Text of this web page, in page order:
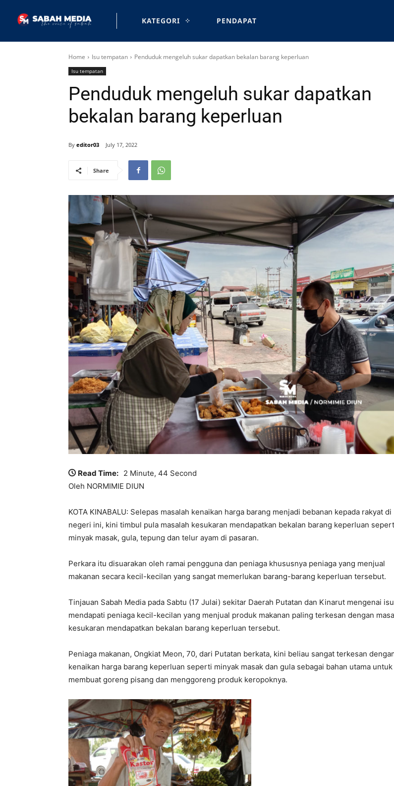
KATEGORI PENDAPAT
Home Isu tempatan Penduduk mengeluh sukar dapatkan bekalan barang keperluan
Isu tempatan
Penduduk mengeluh sukar dapatkan
bekalan barang keperluan
By editor03 July 17, 2022
Share
Read Time: 2 Minute, 44 Second
Oleh NORMIMIE DIUN
KOTA KINABALU: Selepas masalah kenaikan harga barang menjadi bebanan kepada rakyat di
negeri ini, kini timbul pula masalah kesukaran mendapatkan bekalan barang keperluan
minyak masak, gula, tepung dan telur ayam di pasaran.
Perkara itu disuarakan oleh ramai pengguna dan peniaga khususnya peniaga yang menjual
makanan secara kecil-kecilan yang sangat memerlukan barang-barang keperluan tersebut.
Tinjauan Sabah Media pada Sabtu (17 Julai) sekitar Daerah Putatan dan Kinarut mengenai
mendapati peniaga kecil-kecilan yang menjual produk makanan paling terkesan dengan
kesukaran mendapatkan bekalan barang keperluan tersebut.
Peniaga makanan, Ongkiat Meon, 70, dari Putatan berkata, kini beliau sangat terkesan
kenaikan harga barang keperluan seperti minyak masak dan gula sebagai bahan utama untuk
membuat goreng pisang dan menggoreng produk keropoknya.